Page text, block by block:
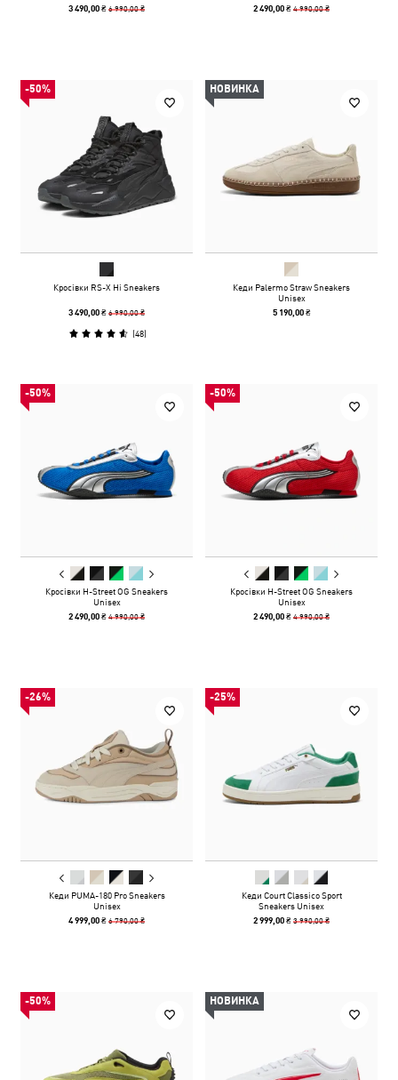
3 490,00 ₴6 990,00 ₴ 2 490,00 ₴4 990,00 ₴
-50%
Кросівки RS-X Hi Sneakers
3 490,00 ₴6 990,00 ₴
(48)
НОВИНКА
Кеди Palermo Straw Sneakers
Unisex
5 190,00 ₴
-50%
Кросівки H-Street OG Sneakers
Unisex
2 490,00 ₴4 990,00 ₴
-50%
Кросівки H-Street OG Sneakers
Unisex
2 490,00 ₴4 990,00 ₴
-26%
Кеди PUMA-180 Pro Sneakers
Unisex
4 999,00 ₴6 790,00 ₴
-25%
Кеди Court Classico Sport
Sneakers Unisex
2 999,00 ₴3 990,00 ₴
-50% НОВИНКА